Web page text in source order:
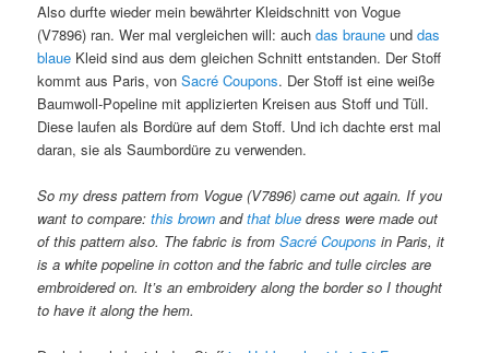
Also durfte wieder mein bewährter Kleidschnitt von Vogue
(V7896) ran. Wer mal vergleichen will: auchdas braune unddas
blaue Kleid sind aus dem gleichen Schnitt entstanden. Der Stoff
kommt aus Paris, vonSacré Coupons. Der Stoff ist eine weiße
Baumwoll-Popeline mit applizierten Kreisen aus Stoff und Tüll.
Diese laufen als Bordüre auf dem Stoff. Und ich dachte erst mal
daran, sie als Saumbordüre zu verwenden.
So my dress pattern from Vogue (V7896) came out again. If you
want to compare:this brown andthat blue dress were made out
of this pattern also. The fabric is fromSacré Coupons in Paris, it
is a white popeline in cotton and the fabric and tulle circles are
embroidered on. It’s an embroidery along the border so I thought
to have it along the hem.